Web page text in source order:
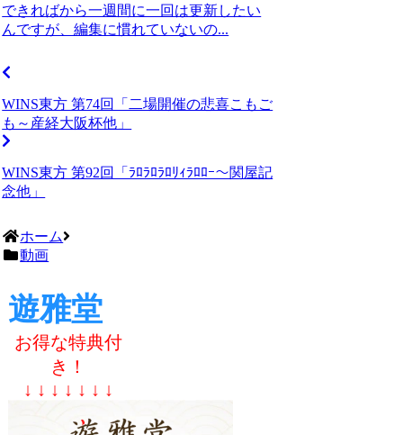
できればから一週間に一回は更新したい
んですが、編集に慣れていないの...
WINS東方 第74回「二場開催の悲喜こもご
も～産経大阪杯他」
WINS東方 第92回「ﾗﾛﾗﾛﾗﾛﾘｨﾗﾛﾛｰ～関屋記
念他」
ホーム
動画
遊雅堂
お得な特典付
き！
↓ ↓ ↓ ↓ ↓ ↓ ↓